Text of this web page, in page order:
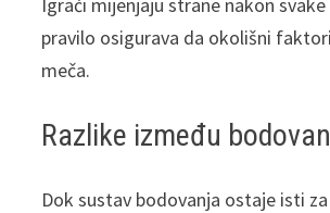
pravilo osigurava da okolišni
meča.
Razlike između
Dok sustav bodovanja ostaje isti